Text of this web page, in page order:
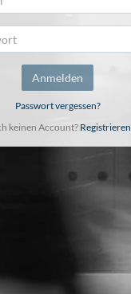
Anmelden
Passwort vergessen?
keinen Account? Registrieren